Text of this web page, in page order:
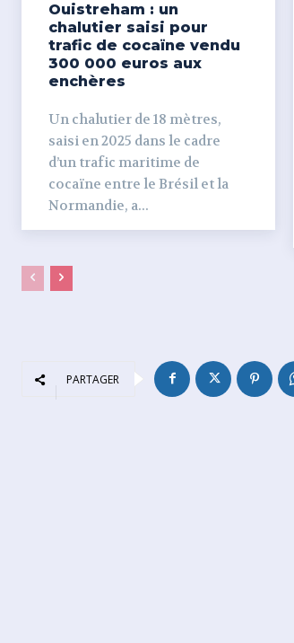
Ouistreham : un
chalutier saisi pour
trafic de cocaïne vendu
300 000 euros aux
enchères
Un chalutier de 18 mètres,
saisi en 2025 dans le cadre
d’un trafic maritime de
cocaïne entre le Brésil et la
Normandie, a...
PARTAGER